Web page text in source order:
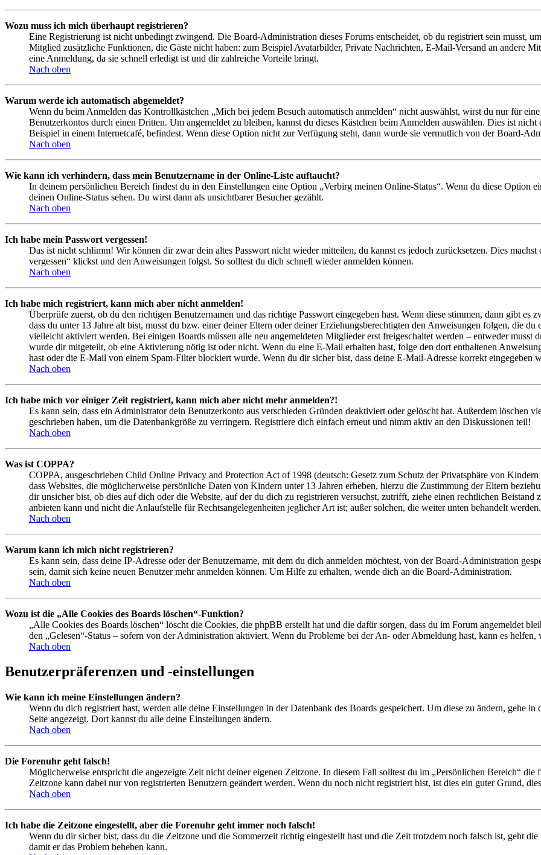
Wozu muss ich mich überhaupt registrieren?
Eine Registrierung ist nicht unbedingt zwingend. Die Board-Administration dieses Forums entscheidet, ob du registriert sein musst,
Mitglied zusätzliche Funktionen, die Gäste nicht haben: zum Beispiel Avatarbilder, Private Nachrichten, E-Mail-Versand an andere
eine Anmeldung, da sie schnell erledigt ist und dir zahlreiche Vorteile bringt.
Nach oben
Warum werde ich automatisch abgemeldet?
Wenn du beim Anmelden das Kontrollkästchen „Mich bei jedem Besuch automatisch anmelden“ nicht auswählst, wirst du nur für
Benutzerkontos durch einen Dritten. Um angemeldet zu bleiben, kannst du dieses Kästchen beim Anmelden auswählen. Dies ist
Beispiel in einem Internetcafé, befindest. Wenn diese Option nicht zur Verfügung steht, dann wurde sie vermutlich von der Board-
Nach oben
Wie kann ich verhindern, dass mein Benutzername in der Online-Liste auftaucht?
In deinem persönlichen Bereich findest du in den Einstellungen eine Option „Verbirg meinen Online-Status“. Wenn du diese Option
deinen Online-Status sehen. Du wirst dann als unsichtbarer Besucher gezählt.
Nach oben
Ich habe mein Passwort vergessen!
Das ist nicht schlimm! Wir können dir zwar dein altes Passwort nicht wieder mitteilen, du kannst es jedoch zurücksetzen. Dies
vergessen“ klickst und den Anweisungen folgst. So solltest du dich schnell wieder anmelden können.
Nach oben
Ich habe mich registriert, kann mich aber nicht anmelden!
Überprüfe zuerst, ob du den richtigen Benutzernamen und das richtige Passwort eingegeben hast. Wenn diese stimmen, dann gibt es
dass du unter 13 Jahre alt bist, musst du bzw. einer deiner Eltern oder deiner Erziehungsberechtigten den Anweisungen folgen, die
vielleicht aktiviert werden. Bei einigen Boards müssen alle neu angemeldeten Mitglieder erst freigeschaltet werden – entweder musst
wurde dir mitgeteilt, ob eine Aktivierung nötig ist oder nicht. Wenn du eine E-Mail erhalten hast, folge den dort enthaltenen
hast oder die E-Mail von einem Spam-Filter blockiert wurde. Wenn du dir sicher bist, dass deine E-Mail-Adresse korrekt eingegeben
Nach oben
Ich habe mich vor einiger Zeit registriert, kann mich aber nicht mehr anmelden?!
Es kann sein, dass ein Administrator dein Benutzerkonto aus verschieden Gründen deaktiviert oder gelöscht hat. Außerdem löschen
geschrieben haben, um die Datenbankgröße zu verringern. Registriere dich einfach erneut und nimm aktiv an den Diskussionen teil!
Nach oben
Was ist COPPA?
COPPA, ausgeschrieben Child Online Privacy and Protection Act of 1998 (deutsch: Gesetz zum Schutz der Privatsphäre von
dass Websites, die möglicherweise persönliche Daten von Kindern unter 13 Jahren erheben, hierzu die Zustimmung der Eltern
dir unsicher bist, ob dies auf dich oder die Website, auf der du dich zu registrieren versuchst, zutrifft, ziehe einen rechtlichen Beistand
anbieten kann und nicht die Anlaufstelle für Rechtsangelegenheiten jeglicher Art ist; außer solchen, die weiter unten behandelt werden.
Nach oben
Warum kann ich mich nicht registrieren?
Es kann sein, dass deine IP-Adresse oder der Benutzername, mit dem du dich anmelden möchtest, von der Board-Administration
sein, damit sich keine neuen Benutzer mehr anmelden können. Um Hilfe zu erhalten, wende dich an die Board-Administration.
Nach oben
Wozu ist die „Alle Cookies des Boards löschen“-Funktion?
„Alle Cookies des Boards löschen“ löscht die Cookies, die phpBB erstellt hat und die dafür sorgen, dass du im Forum angemeldet
den „Gelesen“-Status – sofern von der Administration aktiviert. Wenn du Probleme bei der An- oder Abmeldung hast, kann es
Nach oben
Benutzerpräferenzen und -einstellungen
Wie kann ich meine Einstellungen ändern?
Wenn du dich registriert hast, werden alle deine Einstellungen in der Datenbank des Boards gespeichert. Um diese zu ändern, gehe
Seite angezeigt. Dort kannst du alle deine Einstellungen ändern.
Nach oben
Die Forenuhr geht falsch!
Möglicherweise entspricht die angezeigte Zeit nicht deiner eigenen Zeitzone. In diesem Fall solltest du im „Persönlichen Bereich“
Zeitzone kann dabei nur von registrierten Benutzern geändert werden. Wenn du noch nicht registriert bist, ist dies ein guter Grund,
Nach oben
Ich habe die Zeitzone eingestellt, aber die Forenuhr geht immer noch falsch!
Wenn du dir sicher bist, dass du die Zeitzone und die Sommerzeit richtig eingestellt hast und die Zeit trotzdem noch falsch ist, geht
damit er das Problem beheben kann.